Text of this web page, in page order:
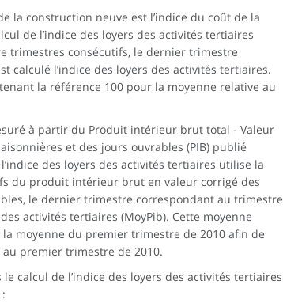
la construction neuve est l’indice du coût de la
de l’indice des loyers des activités tertiaires
trimestres consécutifs, le dernier trimestre
calculé l’indice des loyers des activités tertiaires.
la référence 100 pour la moyenne relative au
à partir du Produit intérieur brut total - Valeur
et des jours ouvrables (PIB) publié
des loyers des activités tertiaires utilise la
du produit intérieur brut en valeur corrigé des
le dernier trimestre correspondant au trimestre
activités tertiaires (MoyPib). Cette moyenne
moyenne du premier trimestre de 2010 afin de
premier trimestre de 2010.
calcul de l’indice des loyers des activités tertiaires